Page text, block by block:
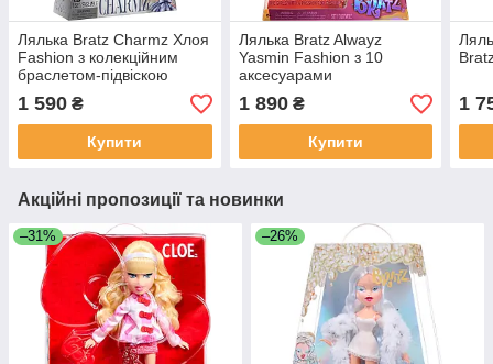
Лялька Bratz Charmz Хлоя
Fashion з колекційним
браслетом-підвіскою
1 590 ₴
Купити
Лялька Bratz Alwayz
Yasmin Fashion з 10
аксесуарами
1 890₴
Купити
1
Акційні пропозиції та новинки
–31% –26%